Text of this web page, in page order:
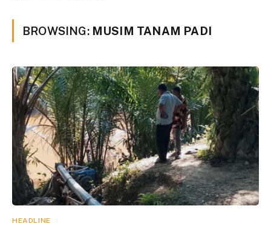
BROWSING: MUSIM TANAM PADI
HEADLINE